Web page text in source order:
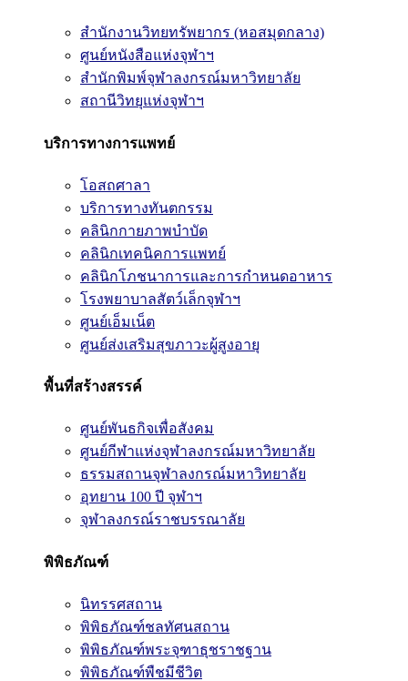
สำนักงานวิทยทรัพยากร (หอสมุดกลาง)
ศูนย์หนังสือแห่งจุฬาฯ
สำนักพิมพ์จุฬาลงกรณ์มหาวิทยาลัย
สถานีวิทยุแห่งจุฬาฯ
บริการทางการแพทย์
โอสถศาลา
บริการทางทันตกรรม
คลินิกกายภาพบำบัด
คลินิกเทคนิคการแพทย์
คลินิกโภชนาการและการกำหนดอาหาร
โรงพยาบาลสัตว์เล็กจุฬาฯ
ศูนย์เอ็มเน็ต
ศูนย์ส่งเสริมสุขภาวะผู้สูงอายุ
พื้นที่สร้างสรรค์
ศูนย์พันธกิจเพื่อสังคม
ศูนย์กีฬาแห่งจุฬาลงกรณ์มหาวิทยาลัย
ธรรมสถานจุฬาลงกรณ์มหาวิทยาลัย
อุทยาน 100 ปี จุฬาฯ
จุฬาลงกรณ์ราชบรรณาลัย
พิพิธภัณฑ์
นิทรรศสถาน
พิพิธภัณฑ์ชลทัศนสถาน
พิพิธภัณฑ์พระจุฑาธุชราชฐาน
พิพิธภัณฑ์พืชมีชีวิต